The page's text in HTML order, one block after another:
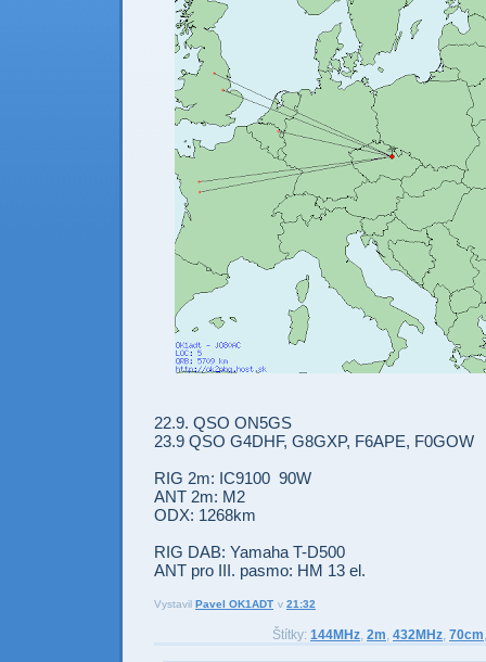
22.9. QSO ON5GS
23.9 QSO G4DHF, G8GXP, F6APE, F0GOW
RIG 2m: IC9100 90W
ANT 2m: M2
ODX: 1268km
RIG DAB: Yamaha T-D500
ANT pro III. pasmo: HM 13 el.
Vystavil Pavel OK1ADT v 21:32
Štítky: 144MHz, 2m, 432MHz, 70cm